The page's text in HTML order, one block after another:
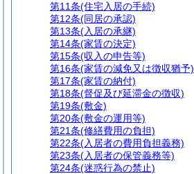
第11条(住宅入居の手続)
第12条(同居の承認)
第13条(入居の承継)
第14条(家賃の決定)
第15条(収入の申告等)
第16条(家賃の減免又は徴収猶予)
第17条(家賃の納付)
第18条(督促及び延滞金の徴収)
第19条(敷金)
第20条(敷金の運用等)
第21条(修繕費用の負担)
第22条(入居者の費用負担義務)
第23条(入居者の保管義務等)
第24条(迷惑行為の禁止)